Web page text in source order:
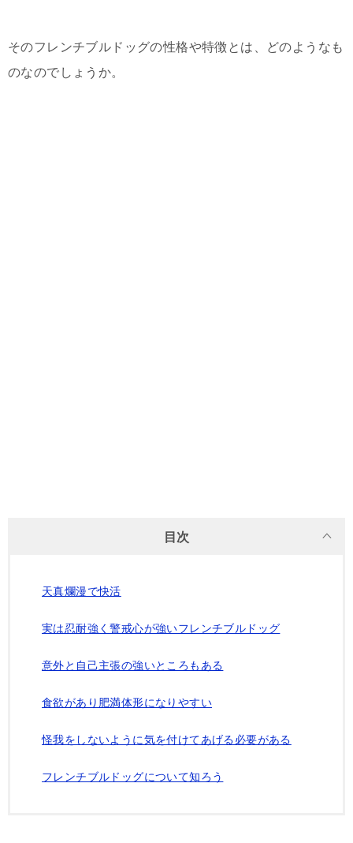
そのフレンチブルドッグの性格や特徴とは、どのようなも
のなのでしょうか。
目次
天真爛漫で快活
実は忍耐強く警戒心が強いフレンチブルドッグ
意外と自己主張の強いところもある
食欲があり肥満体形になりやすい
怪我をしないように気を付けてあげる必要がある
フレンチブルドッグについて知ろう